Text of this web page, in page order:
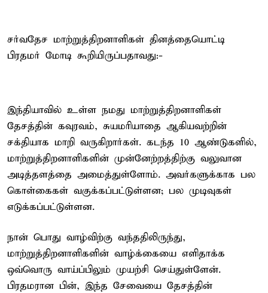
சர்வதேச மாற்றுத்திறனாளிகள் தினத்தையொட்டி
பிரதமர் மோடி கூறியிருப்பதாவது:-
இந்தியாவில் உள்ள நமது மாற்றுத்திறனாளிகள்
தேசத்தின் கவுரவம், சுயமரியாதை ஆகியவற்றின்
சக்தியாக மாறி வருகிறார்கள். கடந்த 10 ஆண்டுகளில்,
மாற்றுத்திறனாளிகளின் முன்னேற்றத்திற்கு வலுவான
அடித்தளத்தை அமைத்துள்ளோம். அவர்களுக்காக பல
கொள்கைகள் வகுக்கப்பட்டுள்ளன; பல முடிவுகள்
எடுக்கப்பட்டுள்ளன.
நான் பொது வாழ்விற்கு வந்ததிலிருந்து,
மாற்றுத்திறனாளிகளின் வாழ்க்கையை எளிதாக்க
ஒவ்வொரு வாய்ப்பிலும் முயற்சி செய்துள்ளேன்.
பிரதமரான பின், இந்த சேவையை தேசத்தின்